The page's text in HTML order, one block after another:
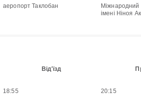
аеропорт Таклобан
Міжнародний
імені Ніноя
Від'їзд
18:55
20:15